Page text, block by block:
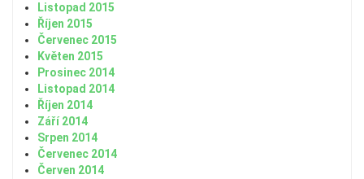
Listopad 2015
Říjen 2015
Červenec 2015
Květen 2015
Prosinec 2014
Listopad 2014
Říjen 2014
Září 2014
Srpen 2014
Červenec 2014
Červen 2014